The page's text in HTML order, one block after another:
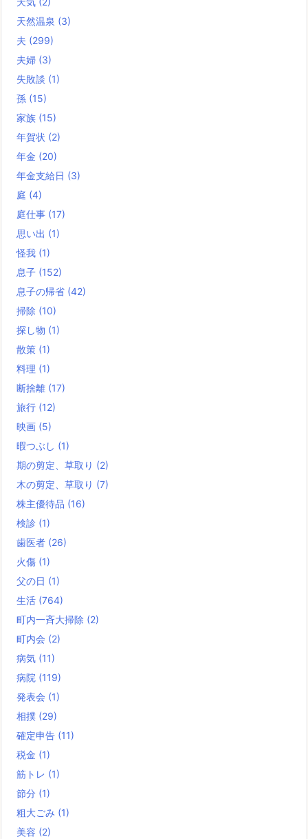
天然温泉 (3)
夫 (299)
夫婦 (3)
失敗談 (1)
孫 (15)
家族 (15)
年賀状 (2)
年金 (20)
年金支給日 (3)
庭 (4)
庭仕事 (17)
思い出 (1)
怪我 (1)
息子 (152)
息子の帰省 (42)
掃除 (10)
探し物 (1)
散策 (1)
料理 (1)
断捨離 (17)
旅行 (12)
映画 (5)
暇つぶし (1)
期の剪定、草取り (2)
木の剪定、草取り (7)
株主優待品 (16)
検診 (1)
歯医者 (26)
火傷 (1)
父の日 (1)
生活 (764)
町内一斉大掃除 (2)
町内会 (2)
病気 (11)
病院 (119)
発表会 (1)
相撲 (29)
確定申告 (11)
税金 (1)
筋トレ (1)
節分 (1)
粗大ごみ (1)
美容 (2)